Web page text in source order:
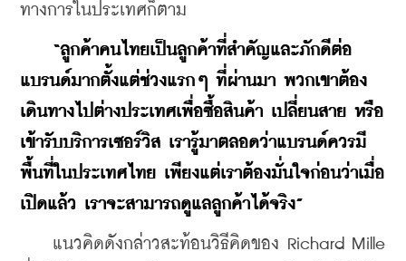
ทางการในประเทศก็ตาม
“ลูกค้าคนไทยเป็นลูกค้าที่สำคัญและภักดีต่อ
แบรนด์มากตั้งแต่ช่วงแรกๆ ที่ผ่านมา พวกเขาต้อง
เดินทางไปต่างประเทศเพื่อซื้อสินค้า เปลี่ยนสาย หรือ
เข้ารับบริการเซอร์วิส เรารู้มาตลอดว่าแบรนด์ควรมี
พื้นที่ในประเทศไทย เพียงแต่เราต้องมั่นใจก่อนว่าเมื่อ
เปิดแล้ว เราจะสามารถดูแลลูกค้าได้จริง”
แนวคิดดังกล่าวสะท้อนวิธีคิดของ Richard Mille